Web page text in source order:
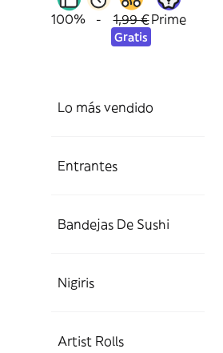
100% - 1,99 €
Gratis
Prime
Lo más vendido
Entrantes
Bandejas De Sushi
Nigiris
Artist Rolls